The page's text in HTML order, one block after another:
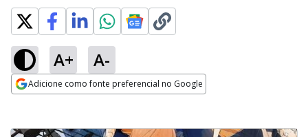
A+ A-
Adicione como fonte preferencial no Google